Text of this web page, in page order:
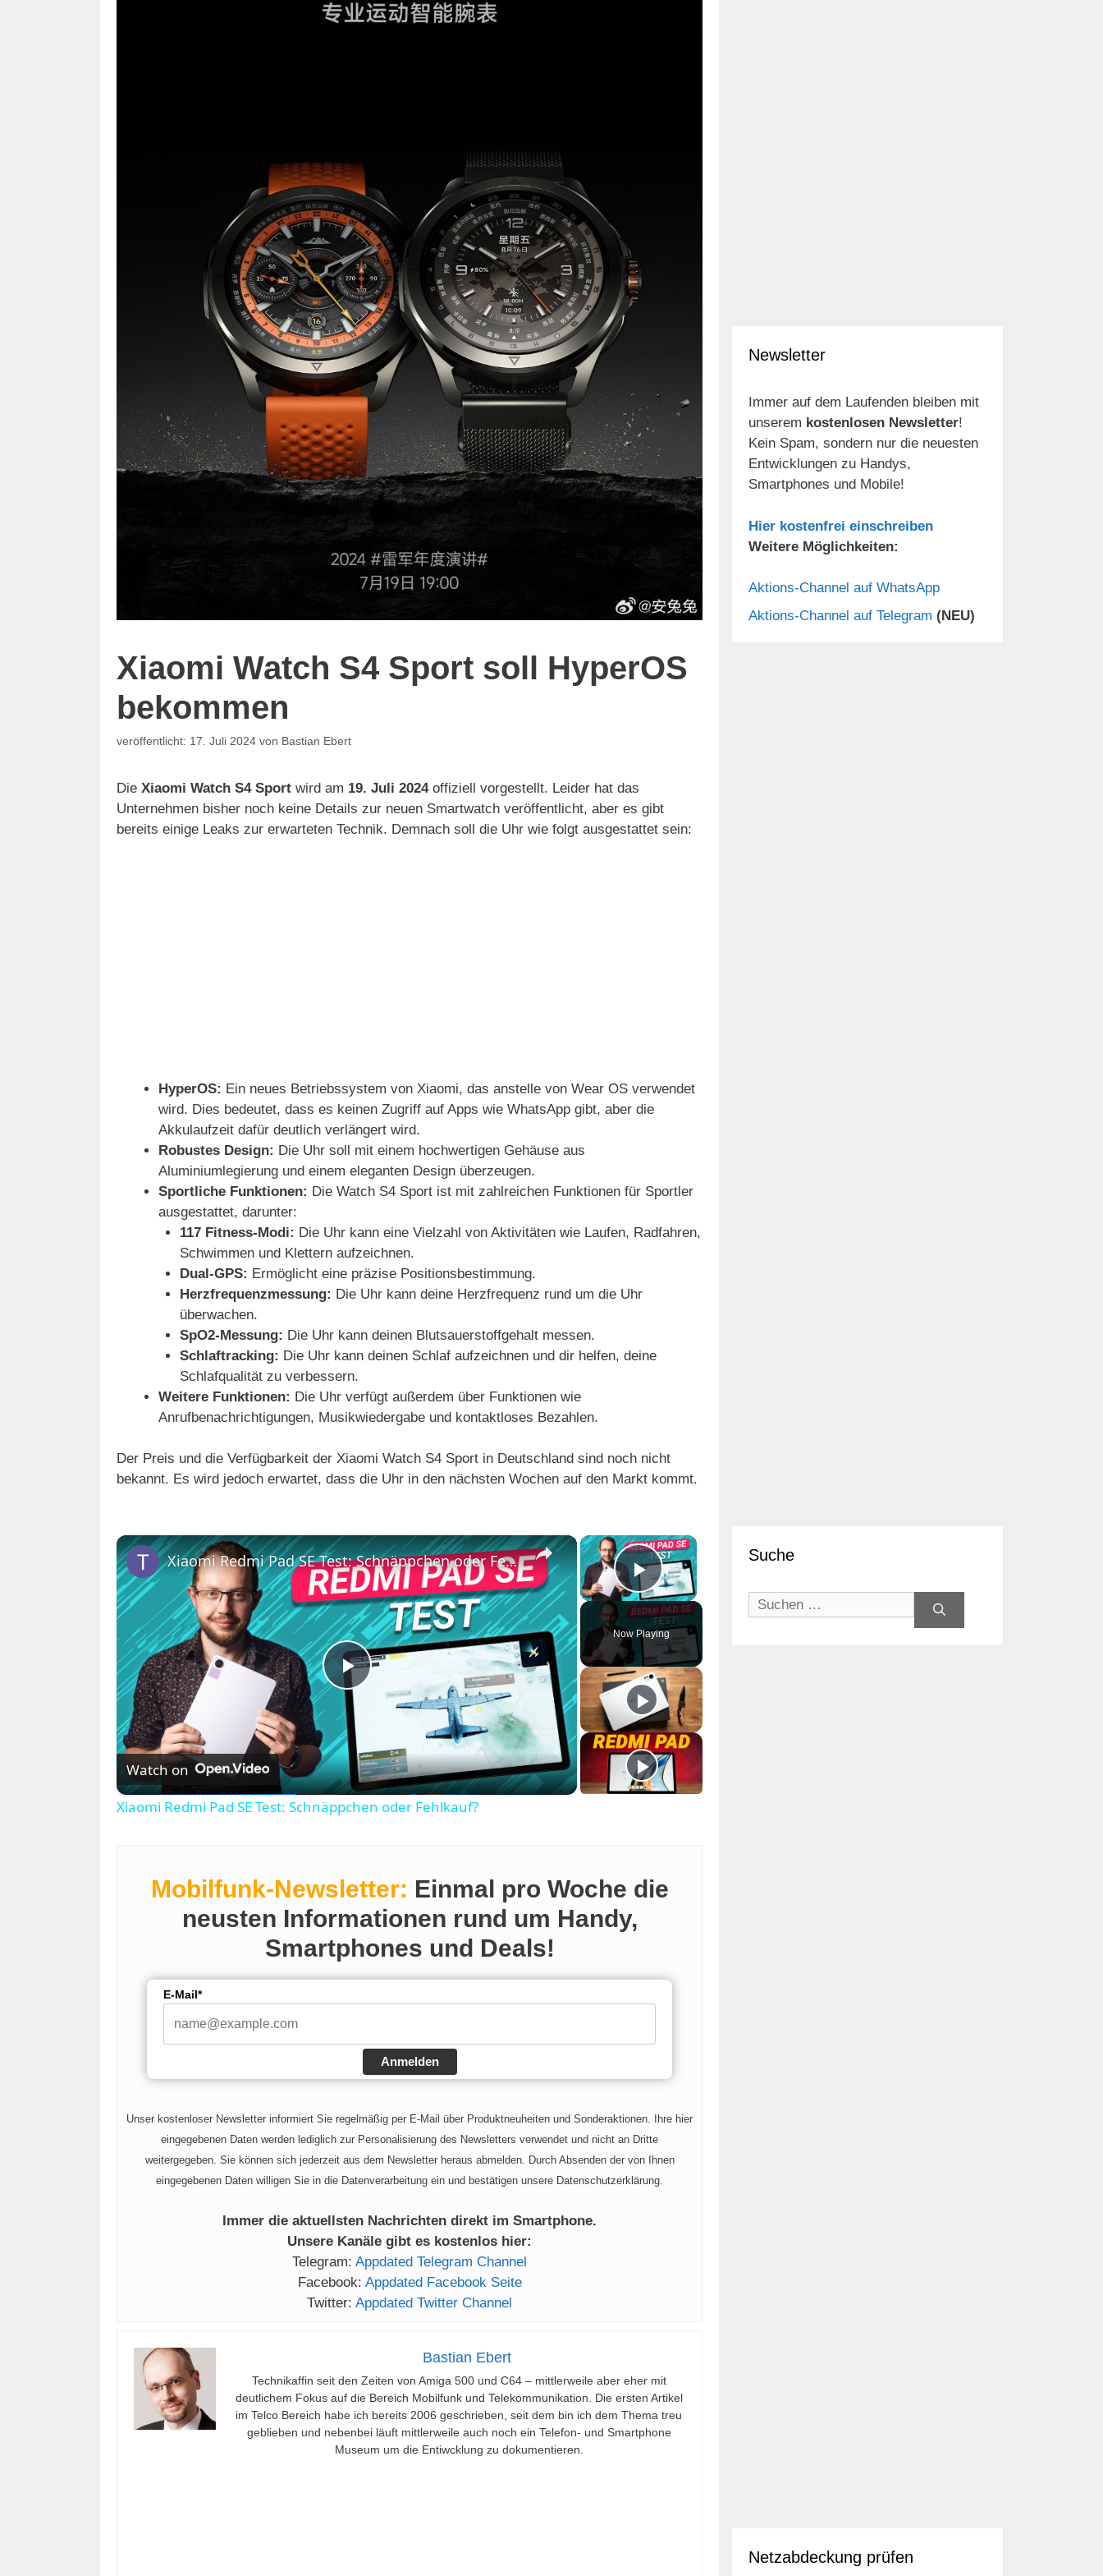
Xiaomi Watch S4 Sport soll HyperOS
bekommen
17. Juli 2024 von Bastian Ebert
Die Xiaomi Watch S4 Sport wird am 19. Juli 2024offiziell vorgestellt. Leider hat das
Unternehmen bisher noch keine Details zur neuen Smartwatch veröffentlicht, aber es gibt
bereits einige Leaks zur erwarteten Technik. Demnach soll die Uhr wie folgt ausgestattet sein:
HyperOS: Ein neues Betriebssystem von Xiaomi, das anstelle von Wear OS verwendet
wird. Dies bedeutet, dass es keinen Zugriff auf Apps wie WhatsApp gibt, aber die
Akkulaufzeit dafür deutlich verlängert wird.
Robustes Design: Die Uhr soll mit einem hochwertigen Gehäuse aus
Aluminiumlegierung und einem eleganten Design überzeugen.
Sportliche Funktionen: Die Watch S4 Sport ist mit zahlreichen Funktionen für Sportler
ausgestattet, darunter:
117 Fitness-Modi: Die Uhr kann eine Vielzahl von Aktivitäten wie Laufen, Radfahren,
Schwimmen und Klettern aufzeichnen.
Dual-GPS: Ermöglicht eine präzise Positionsbestimmung.
Herzfrequenzmessung: Die Uhr kann deine Herzfrequenz rund um die Uhr
überwachen.
SpO2-Messung: Die Uhr kann deinen Blutsauerstoffgehalt messen.
Schlaftracking: Die Uhr kann deinen Schlaf aufzeichnen und dir helfen, deine
Schlafqualität zu verbessern.
Weitere Funktionen: Die Uhr verfügt außerdem über Funktionen wie
Anrufbenachrichtigungen, Musikwiedergabe und kontaktloses Bezahlen.
Der Preis und die Verfügbarkeit der Xiaomi Watch S4 Sport in Deutschland sind noch nicht
bekannt. Es wird jedoch erwartet, dass die Uhr in den nächsten Wochen auf den Markt kommt.
×
Play Video
Now Playing
×
P
l
a
V
i
d
o
Xiaomi Redmi Pad SE Test: Schnäppchen oder Fehlkauf?
Watch on
Xiaomi Redmi Pad SE Test: Schnäppchen oder Fehlkauf?
Mobilfunk-Newsletter: Einmal pro Woche die
neusten Informationen rund um Handy,
Smartphones und Deals!
E-Mail*
Anmelden
Unser kostenloser Newsletter informiert Sie regelmäßig per E-Mail über Produktneuheiten und Sonderaktionen. Ihre hier
eingegebenen Daten werden lediglich zur Personalisierung des Newsletters verwendet und nicht an Dritte
weitergegeben. Sie können sich jederzeit aus dem Newsletter heraus abmelden. Durch Absenden der von Ihnen
eingegebenen Daten willigen Sie in die Datenverarbeitung ein und bestätigen unsere Datenschutzerklärung.
Immer die aktuellsten Nachrichten direkt im Smartphone.
Unsere Kanäle gibt es kostenlos hier:
Telegram: Appdated Telegram Channel
Facebook: Appdated Facebook Seite
Twitter: Appdated Twitter Channel
Bastian Ebert
Technikaffin seit den Zeiten von Amiga 500 und C64 – mittlerweile aber eher mit
deutlichem Fokus auf die Bereich Mobilfunk und Telekommunikation. Die ersten Artikel
im Telco Bereich habe ich bereits 2006 geschrieben, seit dem bin ich dem Thema treu
geblieben und nebenbei läuft mittlerweile auch noch ein Telefon- und Smartphone
Museum um die Entiwcklung zu dokumentieren.
Newsletter
Immer auf dem Laufenden bleiben mit
unserem kostenlosen Newsletter!
Kein Spam, sondern nur die neuesten
Entwicklungen zu Handys,
Smartphones und Mobile!
Hier kostenfrei einschreiben
Weitere Möglichkeiten:
Aktions-Channel auf WhatsApp
Aktions-Channel auf Telegram (NEU)
Suche
Suchen
nach:
Netzabdeckung prüfen